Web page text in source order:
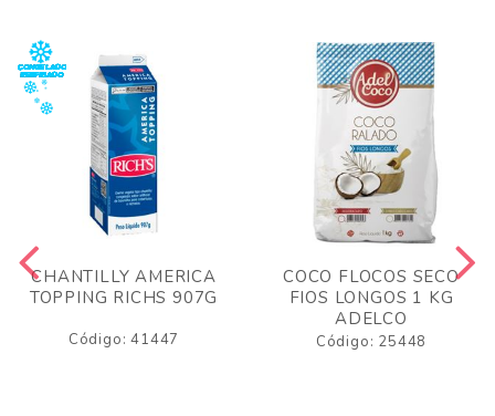
CHANTILLY AMERICA
TOPPING RICHS 907G
Código: 41447
COCO FLOCOS SECO
FIOS LONGOS 1 KG
ADELCO
Código: 25448